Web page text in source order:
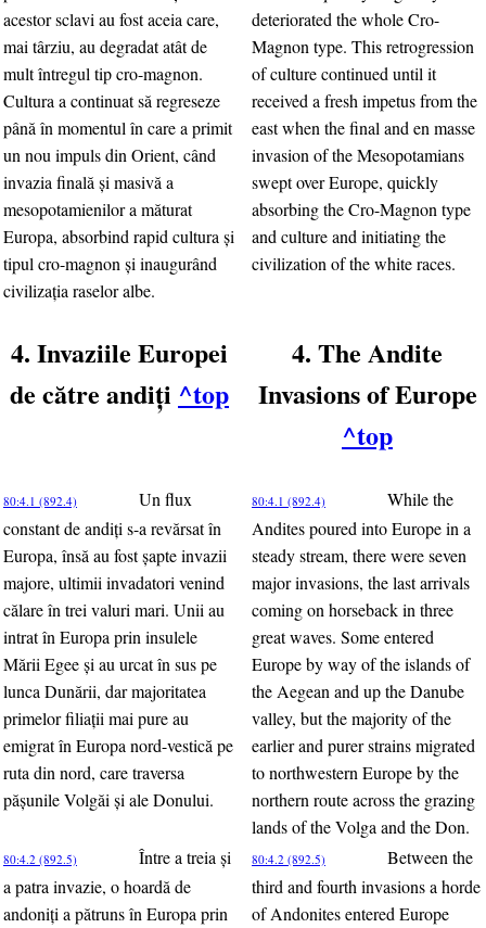
acestor sclavi au fost aceia care,
mai târziu, au degradat atât de
mult întregul tip cro-magnon.
Cultura a continuat să regreseze
până în momentul în care a primit
un nou impuls din Orient, când
invazia finală şi masivă a
mesopotamienilor a măturat
Europa, absorbind rapid cultura şi
tipul cro-magnon şi inaugurând
civilizaţia raselor albe.
deteriorated the whole Cro-
Magnon type. This retrogression
of culture continued until it
received a fresh impetus from the
east when the final and en masse
invasion of the Mesopotamians
swept over Europe, quickly
absorbing the Cro-Magnon type
and culture and initiating the
civilization of the white races.
4. Invaziile Europei
de către andiţi ^top
4. The Andite
Invasions of Europe
^top
80:4.1 (892.4)
Un flux
constant de andiţi s-a revărsat în
Europa, însă au fost şapte invazii
majore, ultimii invadatori venind
călare în trei valuri mari. Unii au
intrat în Europa prin insulele
Mării Egee şi au urcat în sus pe
lunca Dunării, dar majoritatea
primelor filiaţii mai pure au
emigrat în Europa nord-vestică pe
ruta din nord, care traversa
păşunile Volgăi şi ale Donului.
80:4.1 (892.4)
While the
Andites poured into Europe in a
steady stream, there were seven
major invasions, the last arrivals
coming on horseback in three
great waves. Some entered
Europe by way of the islands of
the Aegean and up the Danube
valley, but the majority of the
earlier and purer strains migrated
to northwestern Europe by the
northern route across the grazing
lands of the Volga and the Don.
80:4.2 (892.5)
Între a treia şi
a patra invazie, o hoardă de
andoniţi a pătruns în Europa prin
80:4.2 (892.5)
Between the
third and fourth invasions a horde
of Andonites entered Europe